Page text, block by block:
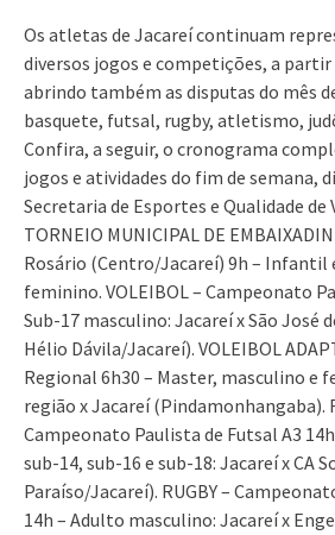
Os atletas de Jacareí continuam
diversos jogos e competições, a partir
abrindo também as disputas do mês
basquete, futsal, rugby, atletismo,
Confira, a seguir, o cronograma
jogos e atividades do fim de semana,
Secretaria de Esportes e Qualidade de
TORNEIO MUNICIPAL DE
Rosário (Centro/Jacareí) 9h – Infantil
feminino. VOLEIBOL – Campeonato
Sub-17 masculino: Jacareí x São José
Hélio Dávila/Jacareí). VOLEIBOL
Regional 6h30 – Master, masculino e
região x Jacareí (Pindamonhangaba).
Campeonato Paulista de Futsal A3
sub-14, sub-16 e sub-18: Jacareí x CA
Paraíso/Jacareí). RUGBY –
14h – Adulto masculino: Jacareí x